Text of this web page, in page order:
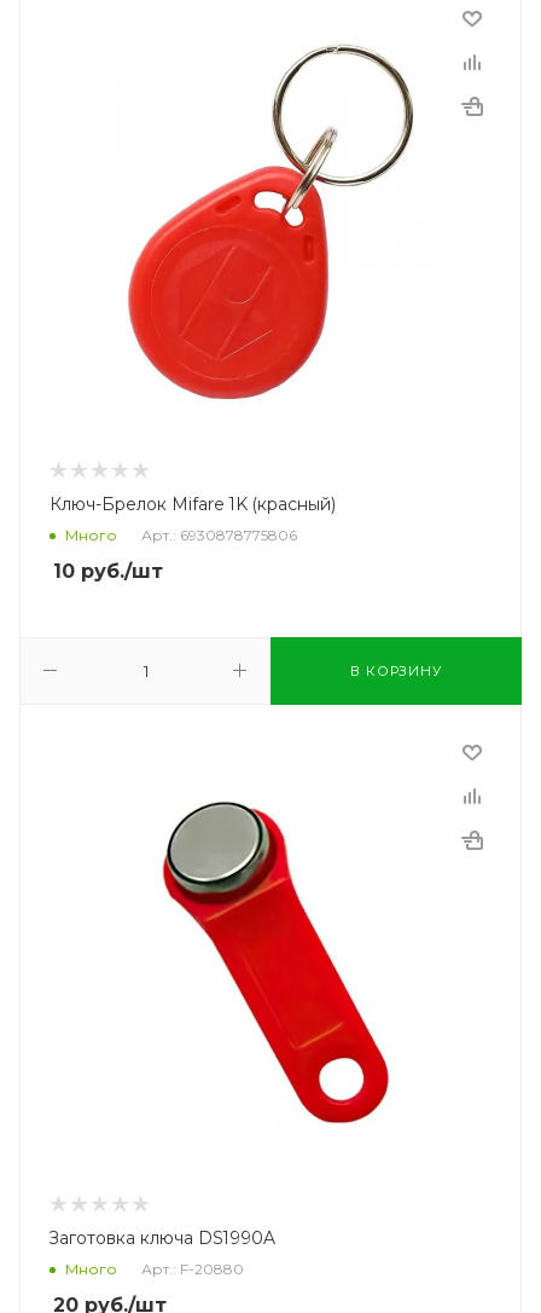
Ключ-Брелок Mifare 1K (красный)
Много Арт.: 6930878775806
10 руб./шт
В КОРЗИНУ
Заготовка ключа DS1990A
Много Арт.: F-20880
20 руб./шт